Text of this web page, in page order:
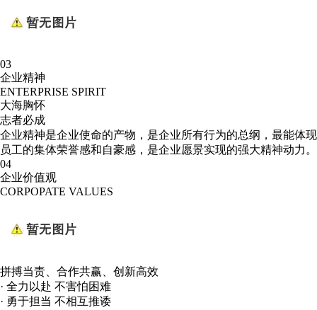
03
企业精神
ENTERPRISE SPIRIT
大海胸怀
志者必成
企业精神是企业使命的产物，是企业所有行为的总纲，最能体现
员工的集体荣誉感和自豪感，是企业愿景实现的强大精神动力。
04
企业价值观
CORPOPATE VALUES
拼搏当责、合作共赢、创新高效
· 全力以赴 不害怕困难
· 勇于担当 不相互推诿